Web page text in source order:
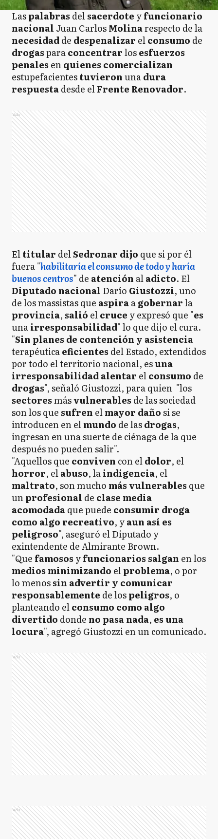
Laspalabras delsacerdote yfuncionario
nacional Juan CarlosMolinarespecto de la
necesidadde despenalizar elconsumo de
drogasparaconcentrarlosesfuerzos
penales enquienes comercializan
estupefacientestuvieronunadura
respuestadesde elFrente Renovador.
Ads
Eltitular delSedronar dijo que si por él
fuera "habilitaría el consumo de todo y haría
buenos centros" de atención aladicto. El
Diputado nacional Darío Giustozzi, uno
de los massistas que aspiraagobernarla
provincia, salió elcruce y expresó que "es
unairresponsabilidad" lo que dijo el cura.
"Sin planes de contención y asistencia
terapéuticaeficientes del Estado, extendidos
por todo el territorio nacional, esuna
irresponsabilidadalentar elconsumo de
drogas", señaló Giustozzi, para quien "los
sectoresmásvulnerables de las sociedad
son los que sufren elmayor dañosi se
introducen en elmundo de lasdrogas,
ingresan en una suerte de ciénaga de la que
después no pueden salir".
"Aquellos que conviven con eldolor, el
horror, elabuso, laindigencia, el
maltrato, son mucho másvulnerables que
unprofesional de clase media
acomodadaque puede consumir droga
como algo recreativo, yaun así es
peligroso", aseguró el Diputado y
exintendente de Almirante Brown.
"Que famosos yfuncionarios salgan en los
medios minimizando elproblema, o por
lo menossin advertir y comunicar
responsablemente de lospeligros, o
planteando elconsumo como algo
divertido donde no pasa nada, es una
locura", agregó Giustozzi en un comunicado.
Ads
Ads